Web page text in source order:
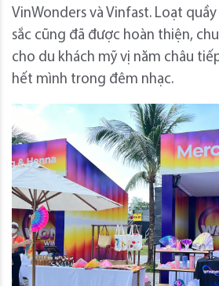
VinWonders và Vinfast. Loạt
sắc cũng đã được hoàn thiện,
cho du khách mỹ vị năm châu
hết mình trong đêm nhạc.